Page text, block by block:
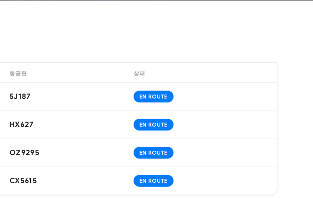
항공편 상태
5J187 EN ROUTE
HX627 EN ROUTE
OZ9295 EN ROUTE
CX5615 EN ROUTE